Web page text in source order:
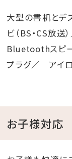
大型の書机とデ
ビ（BS・CS放
Bluetoothスピ
プラグ／ アイロ
お子様対応